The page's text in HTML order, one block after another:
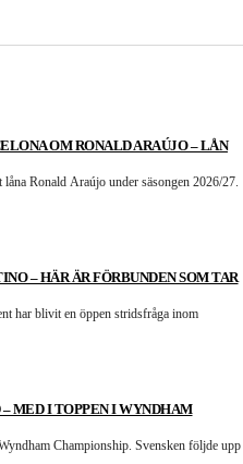
OM RONALD ARAÚJO – LÅN
Ronald Araújo under säsongen 2026/27.
– HÄR ÄR FÖRBUNDEN SOM TAR
har blivit en öppen stridsfråga inom
MED I TOPPEN I WYNDHAM
Championship. Svensken följde upp